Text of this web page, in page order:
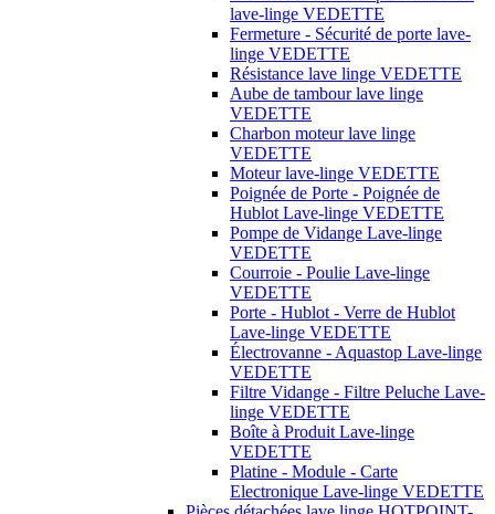
lave-linge VEDETTE
Fermeture - Sécurité de porte lave-
linge VEDETTE
Résistance lave linge VEDETTE
Aube de tambour lave linge
VEDETTE
Charbon moteur lave linge
VEDETTE
Moteur lave-linge VEDETTE
Poignée de Porte - Poignée de
Hublot Lave-linge VEDETTE
Pompe de Vidange Lave-linge
VEDETTE
Courroie - Poulie Lave-linge
VEDETTE
Porte - Hublot - Verre de Hublot
Lave-linge VEDETTE
Électrovanne - Aquastop Lave-linge
VEDETTE
Filtre Vidange - Filtre Peluche Lave-
linge VEDETTE
Boîte à Produit Lave-linge
VEDETTE
Platine - Module - Carte
Electronique Lave-linge VEDETTE